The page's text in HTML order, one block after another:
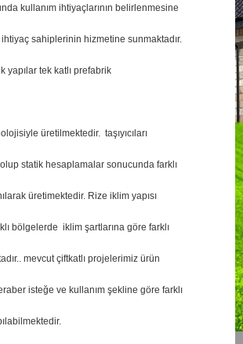
kullanım ihtiyaçlarının belirlenmesine
sahiplerinin hizmetine sunmaktadır.
yapılar tek katlı prefabrik
üretilmektedir. taşıyıcıları
statik hesaplamalar sonucunda farklı
üretimektedir. Rize iklim yapısı
bölgelerde iklim şartlarına göre farklı
mevcut çiftkatlı projelerimiz ürün
isteğe ve kullanım şekline göre farklı